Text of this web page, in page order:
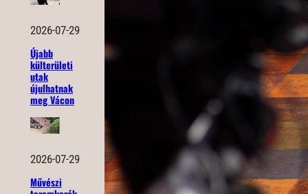
2026-07-29
Újabb
külterületi
utak
újulhatnak
meg Vácon
2026-07-29
Művészi